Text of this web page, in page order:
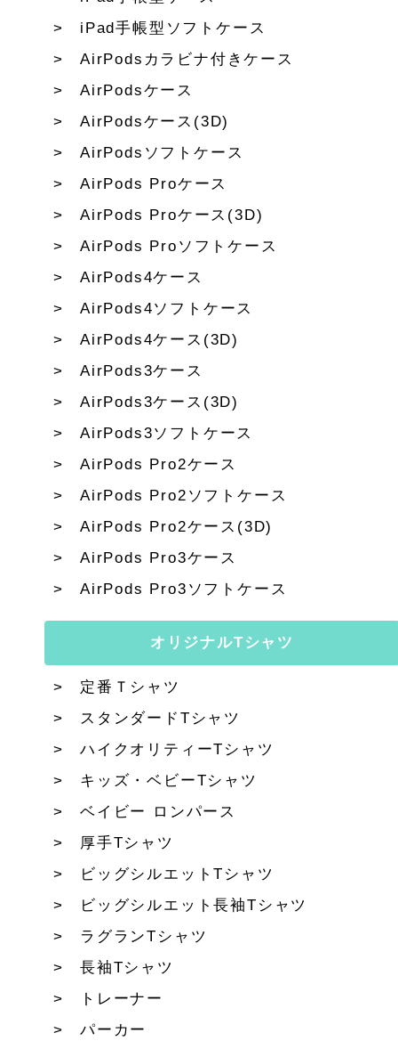
iPad手帳型ソフトケース
AirPodsカラビナ付きケース
AirPodsケース
AirPodsケース(3D)
AirPodsソフトケース
AirPods Proケース
AirPods Proケース(3D)
AirPods Proソフトケース
AirPods4ケース
AirPods4ソフトケース
AirPods4ケース(3D)
AirPods3ケース
AirPods3ケース(3D)
AirPods3ソフトケース
AirPods Pro2ケース
AirPods Pro2ソフトケース
AirPods Pro2ケース(3D)
AirPods Pro3ケース
AirPods Pro3ソフトケース
オリジナルTシャツ
定番Ｔシャツ
スタンダードTシャツ
ハイクオリティーTシャツ
キッズ・ベビーTシャツ
ベイビー ロンパース
厚手Tシャツ
ビッグシルエットTシャツ
ビッグシルエット長袖Tシャツ
ラグランTシャツ
長袖Tシャツ
トレーナー
パーカー